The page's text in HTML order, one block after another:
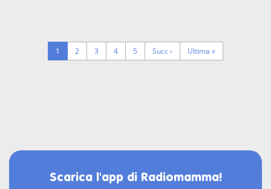
Pagina
corrente
1 Page
2 Page
3 Page
4 Page
5
Next
page
Succ ›
Last
page
Ultima »
Scarica l'app di Radiomamma!